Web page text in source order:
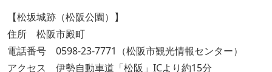
【松坂城跡（松阪公園）】
住所 松阪市殿町
電話番号 0598-23-7771（松阪市観光情報センター）
アクセス 伊勢自動車道「松阪」ICより約15分